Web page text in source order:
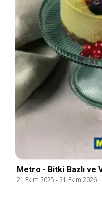
Metro - Bitki Bazlı ve
21 Ekim 2025 -21 Ekim 2026